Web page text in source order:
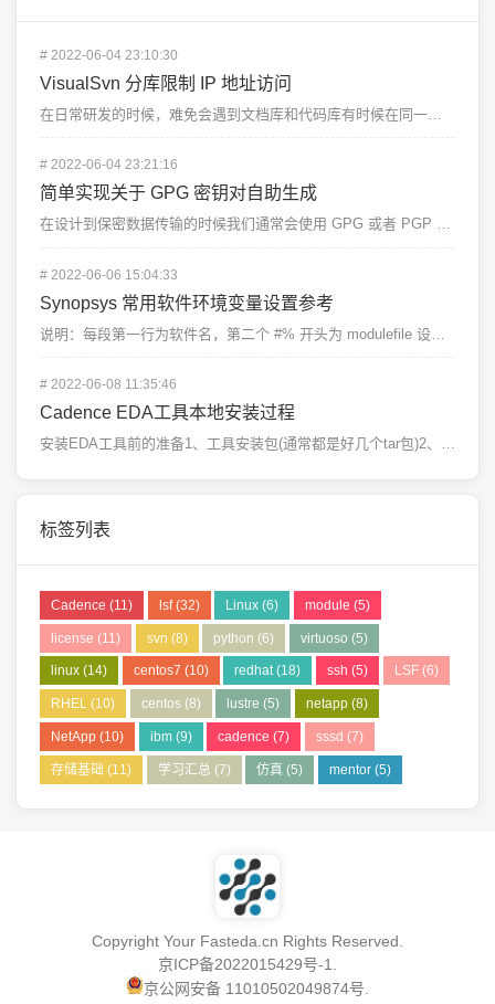
# 2022-06-04 23:10:30
VisualSvn 分库限制 IP 地址访问
在日常研发的时候，难免会遇到文档库和代码库有时候在同一个 SVN 服务器上的时候，那么如何限制不让代...
# 2022-06-04 23:21:16
简单实现关于 GPG 密钥对自助生成
在设计到保密数据传输的时候我们通常会使用 GPG 或者 PGP 软件来进行加密传输，这时候我们需要用...
# 2022-06-06 15:04:33
Synopsys 常用软件环境变量设置参考
说明：每段第一行为软件名，第二个 #% 开头为 modulefile 设置的识别码使用 module...
# 2022-06-08 11:35:46
Cadence EDA工具本地安装过程
标签列表
Cadence (11) lsf(32) Linux (6) module (5)
license (11) svn (8) python (6) virtuoso (5)
linux(14) centos7 (10) redhat(18) ssh (5) LSF(6)
RHEL(10) centos(8) lustre (5) netapp (8)
NetApp(10) ibm(9) cadence (7) sssd (7)
存储基础 (11) 学习汇总 (7) 仿真 (5) mentor (5)
Copyright Your Fasteda.cn Rights Reserved.
京ICP备2022015429号-1
京公网安备 11010502049874号